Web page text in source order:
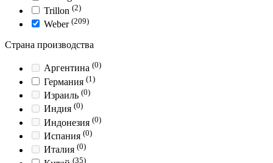
Trillon (2)
Weber (209)
Страна производства
Аргентина (0)
Германия (1)
Израиль (0)
Индия (0)
Индонезия (0)
Испания (0)
Италия (0)
(35)